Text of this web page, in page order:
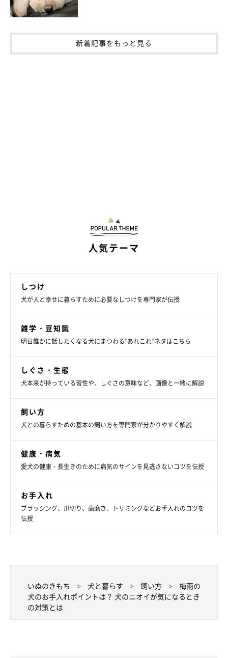
いぬのきもち投稿写真ギャラリー
ーー犬のニオイが気になる場合、お手入れで注意することや臭い
対策をやりすぎるデメリットなどはありますか？
A：愛犬のニオイが気になるからとシャンプーをし過ぎてしまう
と、犬の皮膚のバリア機能が低下してしまう恐れがあり、逆に皮
膚トラブルを招く可能性があります。基本的には愛犬の皮膚の状
態に合わせて適切なシャンプー剤を使い、適度な頻度でシャンプ
愛犬のお手入れの参考にしてくださいね。
新着記事をもっと見る
人気テーマ
しつけ
犬が人と幸せに暮らすために必要なしつけを専門家が伝授
雑学・豆知識
明日誰かに話したくなる犬にまつわる”あれこれ”ネタはこちら
しぐさ・生態
犬本来が持っている習性や、しぐさの意味など、画像と一緒に解説
飼い方
犬との暮らすための基本の飼い方を専門家が分かりやすく解説
健康・病気
愛犬の健康・長生きのために病気のサインを見逃さないコツを伝授
お手入れ
ブラッシング、爪切り、歯磨き、トリミングなどお手入れのコツを
伝授
いぬのきもち 犬と暮らす 飼い方
梅雨の
犬のお手入れポイントは？ 犬のニオイが気になるとき
の対策とは